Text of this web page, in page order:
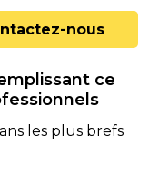
nous
ce
les plus brefs